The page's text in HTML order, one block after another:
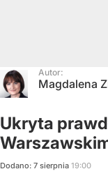
Autor:
Magdalena
Ukryta
Dodano: 7 sierpnia 19:00